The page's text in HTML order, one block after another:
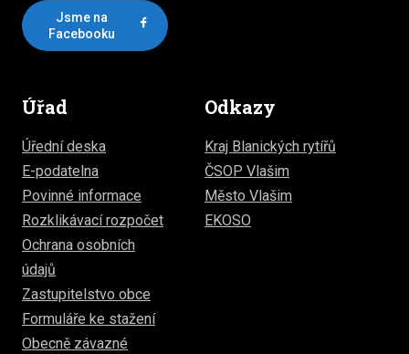
Jsme na
Facebooku
Úřad
Úřední deska
E-podatelna
Povinné informace
Rozklikávací rozpočet
Ochrana osobních
údajů
Zastupitelstvo obce
Formuláře ke stažení
Obecně závazné
Odkazy
Kraj Blanických rytířů
ČSOP Vlašim
Město Vlašim
EKOSO